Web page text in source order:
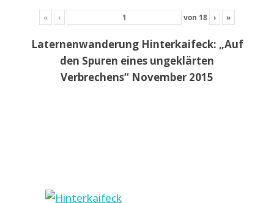
« ‹ von 18 › »
Laternenwanderung Hinterkaifeck: „Auf
den Spuren eines ungeklärten
Verbrechens“ November 2015